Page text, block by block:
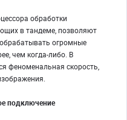
обработки
в тандеме, позволяют
обрабатывать огромные
чем когда-либо. В
феноменальная скорость,
подключение